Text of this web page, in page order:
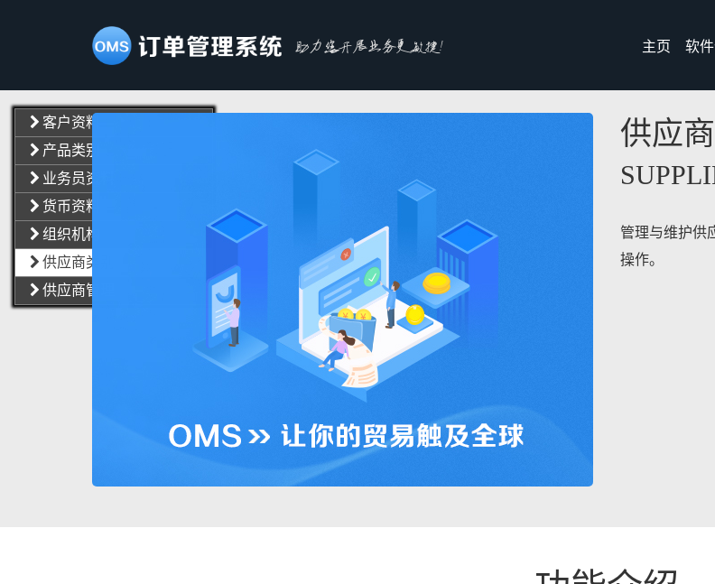
客户资料
产品类别
业务员资料
货币资料
组织机构
供应商类别
供应商管理
助力您开展业务更敏捷! 主页 软
供应
管理与维护供
操作。